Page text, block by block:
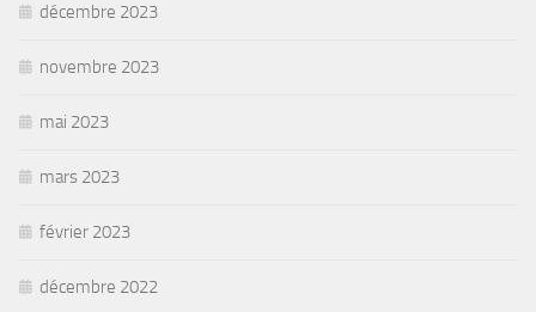
décembre 2023
novembre 2023
mai 2023
mars 2023
février 2023
décembre 2022